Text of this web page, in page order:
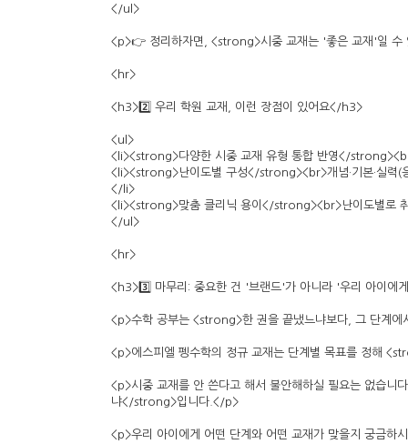
</ul>
<p>👉 정리하자면, <strong>시중 교재는 '좋은 교재'일
<hr>
<h3>2️⃣ 우리 학원 교재, 이런 장점이 있어요</h3>
<ul>
<li><strong>다양한 시중 교재 유형 통합 반영</
<li><strong>난이도별 구성</strong><br>개념·기본·실력(
</li>
<li><strong>맞춤 클리닉 용이</strong><br>난이도별로
</ul>
<hr>
<h3>3️⃣ 마무리: 중요한 건 '브랜드'가 아니라 '우리 아이에
<p>수학 공부는 <strong>한 권을 끝냈느냐보다, 그 단계
<p>에스피엘 펭수학의 정규 교재는 단계별 목표를 정해
<p>시중 교재를 안 쓴다고 해서 불안해하실 필요는 없습
냐</strong>입니다.</p>
<p>우리 아이에게 어떤 단계와 어떤 교재가 맞을지 궁금하